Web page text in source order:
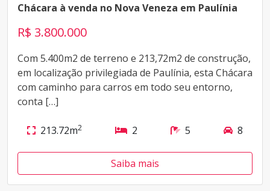
Chácara à venda no Nova Veneza em Paulínia
R$ 3.800.000
Com 5.400m2 de terreno e 213,72m2 de construção,
em localização privilegiada de Paulínia, esta Chácara
com caminho para carros em todo seu entorno,
conta […]
213.72m2 2 5 8
Saiba mais